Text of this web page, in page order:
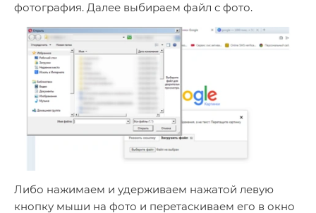
фотография. Далее выбираем файл с фото.
Либо нажимаем и удерживаем нажатой левую
кнопку мыши на фото и перетаскиваем его в окно